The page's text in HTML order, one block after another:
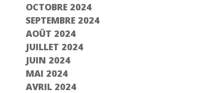
OCTOBRE 2024
SEPTEMBRE 2024
AOÛT 2024
JUILLET 2024
JUIN 2024
MAI 2024
AVRIL 2024